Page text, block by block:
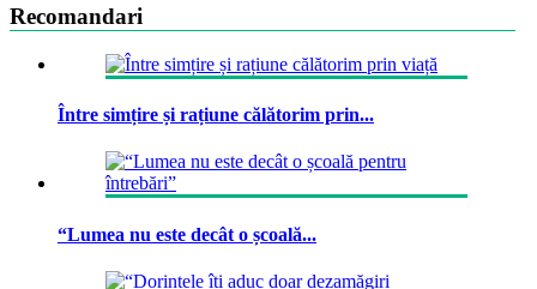
Recomandari
Între simțire și rațiune călătorim prin...
“Lumea nu este decât o școală...